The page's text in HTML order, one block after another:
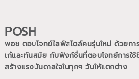
POSH
พอช ตอบโจทย์ไลฟ์สไตล์คนรุ่นใหม่ ด้วยกา
เก๋และทันสมัย กับฟังก์ชั่นที่ตอบโจทย์การใ
สร้างแรงบันดาลใจในทุกๆ วันให้แตกต่าง